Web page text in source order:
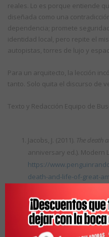
reales. Lo es porque entiende
diseñada como una
dependencia; promete
identidad local, pero repite el
autopistas, torres de lujo y
Para un arquitecto, la lección
tanto. Solo quita el discurso de
Texto y Redacción Equipo de
Jacobs, J. (2011). The death
anniversary ed.). Modern
https://
death-and-life-of-great-
death-and-life-of-great-
Koolhaas, R. (1978).